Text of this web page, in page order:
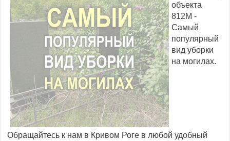
объекта
812M -
Самый
популярный
вид уборки
на могилах.
Обращайтесь к нам в Кривом Роге в любой удобный